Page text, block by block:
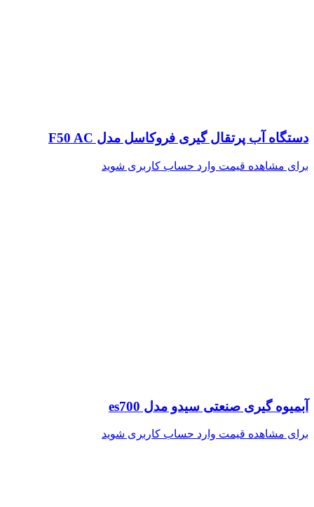
دستگاه آب پرتقال گیری فروکاسل مدل F50 AC
برای مشاهده قیمت وارد حساب کاربری شوید
آبمیوه گیری صنعتی سیدو مدل es700
برای مشاهده قیمت وارد حساب کاربری شوید